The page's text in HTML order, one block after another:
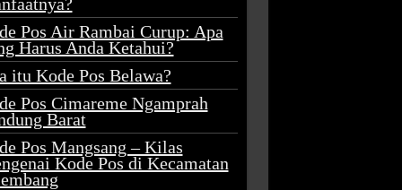
Pos Air Rambai Curup: Apa
Harus Anda Ketahui?
itu Kode Pos Belawa?
Pos Cimareme Ngamprah
Barat
Pos Mangsang – Kilas
Kode Pos di Kecamatan